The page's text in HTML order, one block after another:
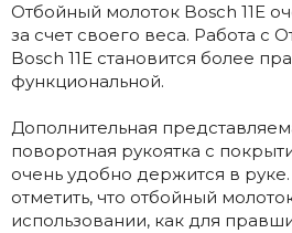
Отбойный молоток Bosch 11E
за счет своего веса. Работа с
Bosch 11E становится более
функциональной.
Дополнительная
поворотная рукоятка с
очень удобно держится в
отметить, что отбойный
использовании, как для